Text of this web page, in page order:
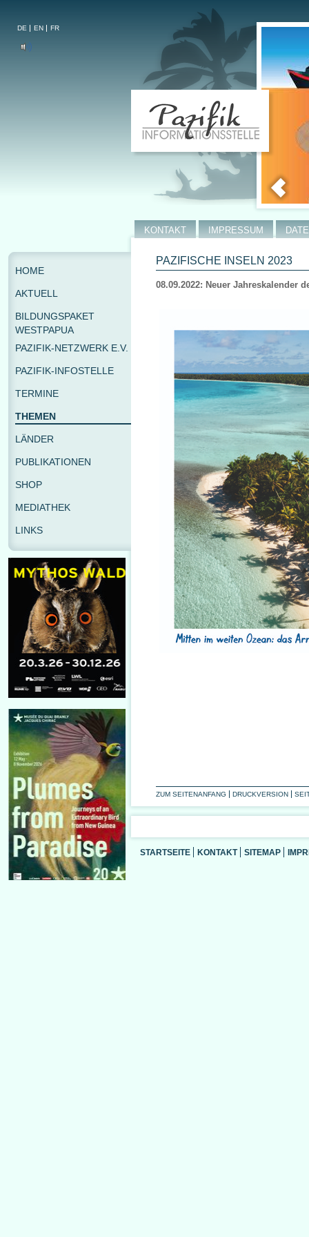
DE EN FR
PAZIFISCHE INSELN 2023
08.09.2022: Neuer Jahreskalender
ZUM SEITENANFANG DRUCKVERSION
STARTSEITE KONTAKT SITEMAP
KONTAKT IMPRESSUM
HOME
AKTUELL
BILDUNGSPAKET
WESTPAPUA
PAZIFIK-NETZWERK E.V.
PAZIFIK-INFOSTELLE
TERMINE
THEMEN
LÄNDER
PUBLIKATIONEN
SHOP
MEDIATHEK
LINKS